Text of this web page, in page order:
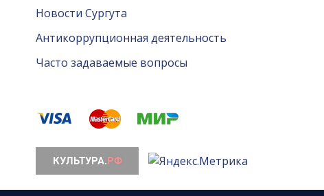
Новости Сургута
Антикоррупционная деятельность
Часто задаваемые вопросы